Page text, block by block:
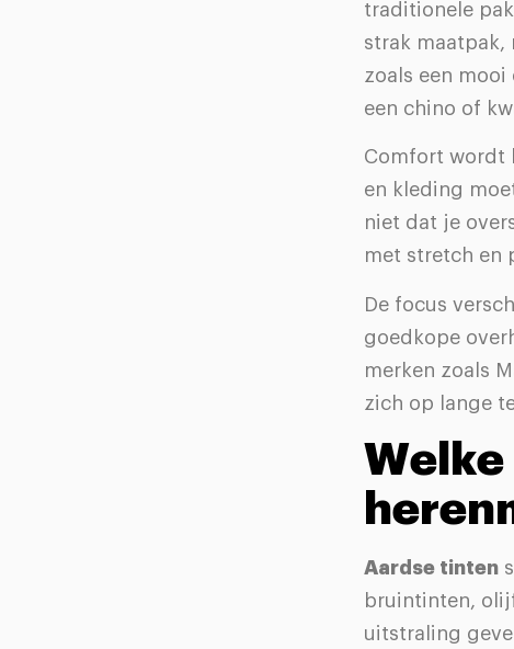
traditionele
strak maatpak,
zoals een
een chino of
Comfort wordt
en kleding
niet dat je
met stretch en
De focus
goedkope
merken zoals
zich op lange
Aardse tinten
bruintinten,
uitstraling